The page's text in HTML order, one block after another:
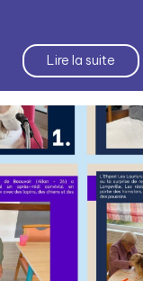
Lire la suite